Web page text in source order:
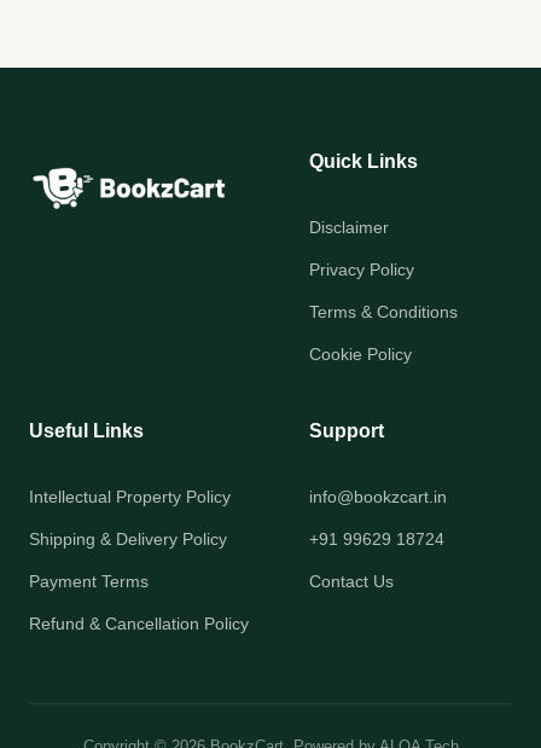
Quick Links
Disclaimer
Privacy Policy
Terms & Conditions
Cookie Policy
Useful Links
Intellectual Property Policy
Shipping & Delivery Policy
Payment Terms
Refund & Cancellation Policy
Support
info@bookzcart.in
+91 99629 18724
Contact Us